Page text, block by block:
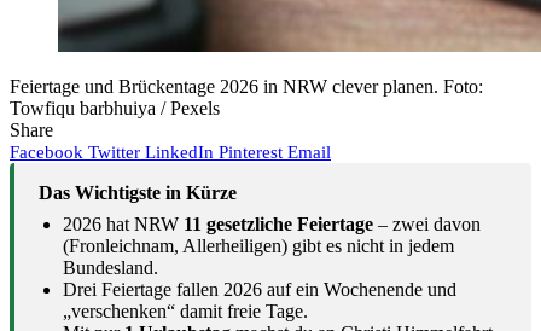
Feiertage und Brückentage 2026 in NRW clever planen. Foto:
Towfiqu barbhuiya / Pexels
Share
Facebook Twitter LinkedIn Pinterest Email
Das Wichtigste in Kürze
2026 hat NRW 11 gesetzliche Feiertage – zwei davon
(Fronleichnam, Allerheiligen) gibt es nicht in jedem
Bundesland.
Drei Feiertage fallen 2026 auf ein Wochenende und
„verschenken“ damit freie Tage.